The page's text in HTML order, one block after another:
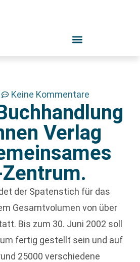
Keine Kommentare
Verlag
der Spatenstich für das
Gesamtvolumen von über
Bis zum 30. Juni 2002 soll
fertig gestellt sein und auf
25000 verschiedene